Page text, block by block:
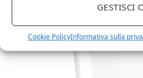
GESTISCI
Cookie PolicyInformativa sulla